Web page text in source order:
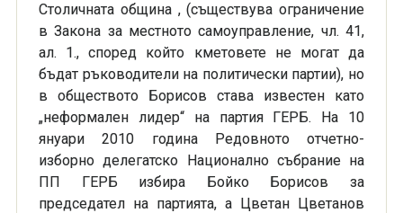
Столичната община , (съществува ограничение
в Закона за местното самоуправление, чл. 41,
ал. 1., според който кметовете не могат да
бъдат ръководители на политически партии), но
в обществото Борисов става известен като
„неформален лидер“ на партия ГЕРБ. На 10
януари 2010 година Редовното отчетно-
изборно делегатско Национално събрание на
ПП ГЕРБ избира Бойко Борисов за
председател на партията, а Цветан Цветанов